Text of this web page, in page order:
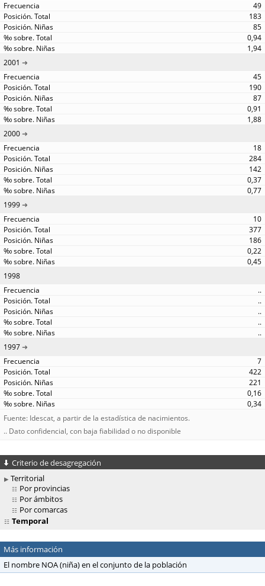
49
183
85
0,94
1,94
2001
45
190
87
0,91
1,88
2000
18
284
142
0,37
0,77
1999
10
377
186
0,22
0,45
1998
..
..
..
..
..
1997
7
422
221
0,16
0,34
Fuente: Idescat, a partir de la estadística de nacimientos.
.. Dato confidencial, con baja fiabilidad o no disponible
Criterio de desagregación
Territorial
Por provincias
Por ámbitos
Por comarcas
Temporal
Más información
El nombre NOA (niña) en el conjunto de la población